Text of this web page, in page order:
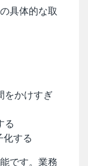
具体的な取
をかけすぎ
る
化する
です。業務